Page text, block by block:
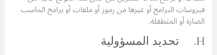
فيروسات البرامج أو غيرها من رموز أو ملفات أو برامج الحاسب
الضارة أو المتطفلة.
H. تحديد المسؤولية